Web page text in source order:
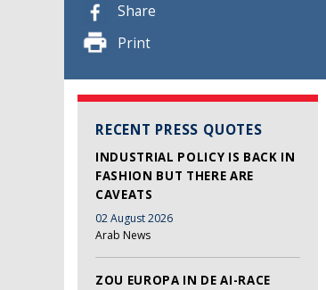
Share
Print
RECENT PRESS QUOTES
INDUSTRIAL POLICY IS BACK IN
FASHION BUT THERE ARE
CAVEATS
02 August 2026
Arab News
ZOU EUROPA IN DE AI-RACE